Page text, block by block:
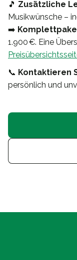
🎵 Zusätzliche
Musikwünsche –
➡️
1.900 €. Eine
📞 Kontaktieren
persönlich und